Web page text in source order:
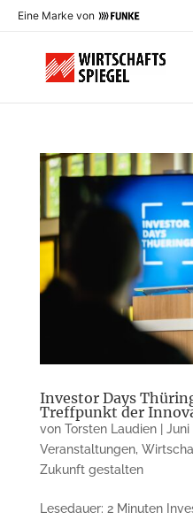
Eine Marke von
Investor Days
Treffpunkt der
von Torsten Laudien| Juni
Veranstaltungen,
Zukunft gestalten
Lesedauer: 2 Minuten